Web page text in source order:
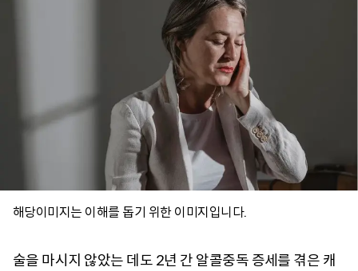
해당이미지는 이해를 돕기 위한 이미지입니다.
술을 마시지 않았는 데도 2년 간 알콜중독 증세를 겪은 캐